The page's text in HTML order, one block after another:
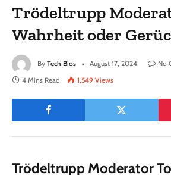
Trödeltrupp
Wahrheit oder
By Tech Bios August 17, 2024
No
4 Mins Read
1,549 Views
Trödeltrupp Moderator